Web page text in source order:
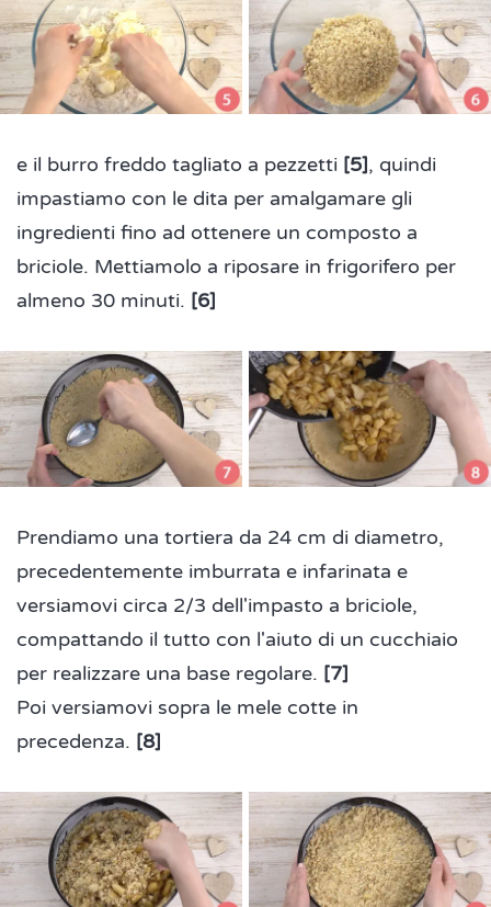
e il burro freddo tagliato a pezzetti [5], quindi
impastiamo con le dita per amalgamare gli
ingredienti fino ad ottenere un composto a
briciole. Mettiamolo a riposare in frigorifero per
almeno 30 minuti. [6]
Prendiamo una tortiera da 24 cm di diametro,
precedentemente imburrata e infarinata e
versiamovi circa 2/3 dell'impasto a briciole,
compattando il tutto con l'aiuto di un cucchiaio
per realizzare una base regolare. [7]
Poi versiamovi sopra le mele cotte in
precedenza. [8]